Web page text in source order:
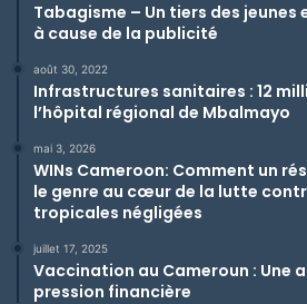
Tabagisme – Un tiers des
à cause de la publicité
août 30, 2022
Infrastructures sanitaires : 12
l’hôpital régional de Mbalmayo
mai 3, 2026
WINs Cameroon: Comment un
le genre au cœur de la lutte
tropicales négligées
juillet 17, 2025
Vaccination au Cameroun : Une
pression financière